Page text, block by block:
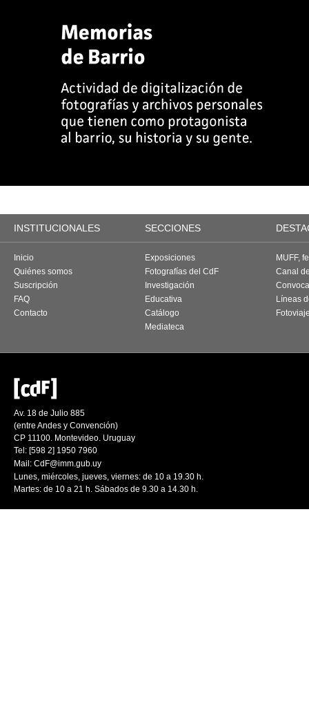
INSTITUCIONALES SECCIONES
Inicio
Quiénes somos
Suscripción
FAQ
Contacto
Exposiciones
Fotografías del CdF
Investigación
Educativa
Catálogo
Mediateca
MUFF,
Canal
Líneas
Av. 18 de Julio 885
(entre Andes y Convención)
CP 11100. Montevideo. Uruguay
Tel: [598 2] 1950 7960
Mail: CdF@imm.gub.uy
Lunes, miércoles, jueves, viernes: de 10 a 19.30 h.
Martes: de 10 a 21 h. Sábados de 9.30 a 14.30 h.